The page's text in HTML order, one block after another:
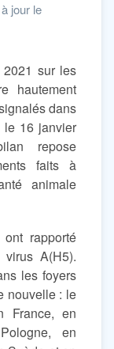
jour le
sur les
hautement
dans
le 16 janvier
repose
faits à
animale
rapporté
A(H5).
les foyers
nouvelle : le
France, en
en